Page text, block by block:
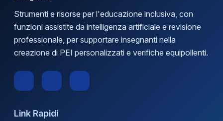
Strumenti e risorse per l'educazione inclusiva, con
funzioni assistite da intelligenza artificiale e revisione
professionale, per supportare insegnanti nella
creazione di PEI personalizzati e verifiche equipollenti.
Link Rapidi